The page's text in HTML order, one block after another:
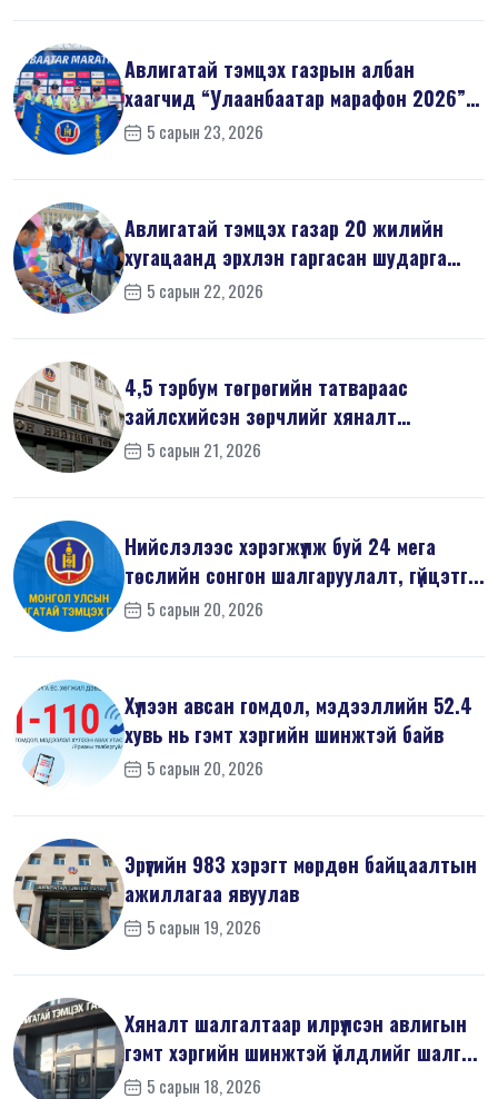
Авлигатай тэмцэх газрын албан
хаагчид “Улаанбаатар марафон 2026”-
д оро...
5 сарын 23, 2026
Авлигатай тэмцэх газар 20 жилийн
хугацаанд эрхлэн гаргасан шударга
ёсн...5 сарын 22, 2026
4,5 тэрбум төгрөгийн татвараас
зайлсхийсэн зөрчлийг хяналт
шалгалтаар ...
5 сарын 21, 2026
Нийслэлээс хэрэгжүүлж буй 24 мега
төслийн сонгон шалгаруулалт, гүйцэтг...
5 сарын 20, 2026
Хүлээн авсан гомдол, мэдээллийн 52.4
хувь нь гэмт хэргийн шинжтэй байв
5 сарын 20, 2026
Эрүүгийн 983 хэрэгт мөрдөн байцаалтын
ажиллагаа явуулав
5 сарын 19, 2026
Хяналт шалгалтаар илрүүлсэн авлигын
гэмт хэргийн шинжтэй үйлдлийг шалг...
5 сарын 18, 2026